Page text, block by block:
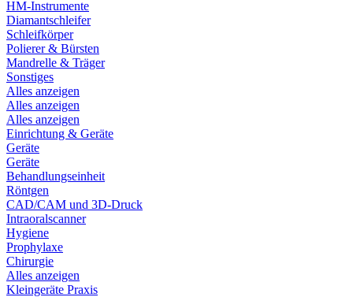
HM-Instrumente
Diamantschleifer
Schleifkörper
Polierer & Bürsten
Mandrelle & Träger
Sonstiges
Alles anzeigen
Alles anzeigen
Alles anzeigen
Einrichtung & Geräte
Geräte
Geräte
Behandlungseinheit
Röntgen
CAD/CAM und 3D-Druck
Intraoralscanner
Hygiene
Prophylaxe
Chirurgie
Alles anzeigen
Kleingeräte Praxis